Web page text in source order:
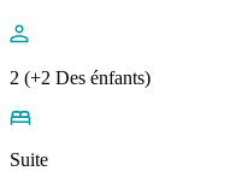
2 (+2 Des énfants)
Suite